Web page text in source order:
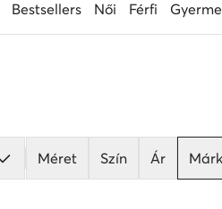
Bestsellers Női Férfi
Méret Szín Ár